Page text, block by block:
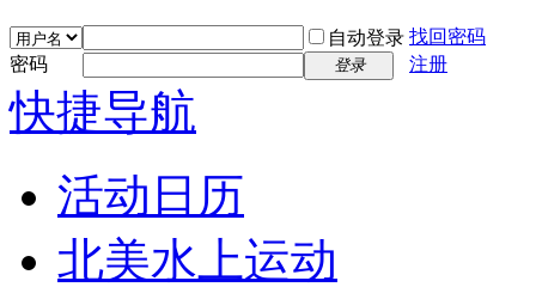
自动登录 找回密码
密码
登录 注册
快捷导航
活动日历
北美水上运动